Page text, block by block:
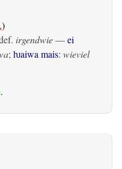
)
irgendwie—ei
;ƕaiwa mais: wieviel
.